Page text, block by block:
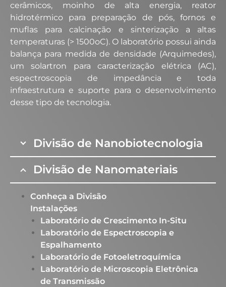
cerâmicos, moinho de alta energia, reator
hidrotérmico para preparação de pós, fornos e
muflas para calcinação e sinterização a altas
temperaturas (> 1500oC). O laboratório possui ainda
balança para medida de densidade (Arquimedes),
um solartron para caracterização elétrica (AC),
espectroscopia de impedância e toda
infraestrutura e suporte para o desenvolvimento
desse tipo de tecnologia.
Divisão de Nanobiotecnologia
Divisão de Nanomateriais
Conheça a Divisão
Instalações
Laboratório de Crescimento In-Situ​
Laboratório de Espectroscopia e
Espalhamento​
Laboratório de Fotoeletroquímica
Laboratório de Microscopia Eletrônica
de Transmissão